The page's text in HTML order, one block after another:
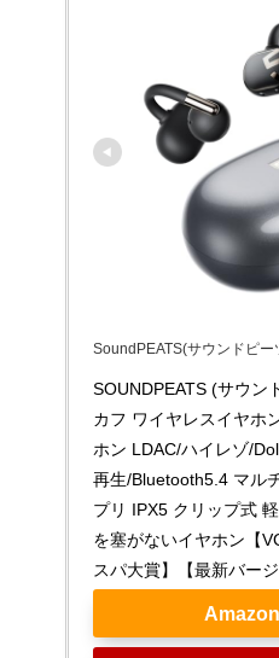
SoundPEATS(サウンドピー
SOUNDPEATS (サウン
カフ ワイヤレスイヤホ
ホン LDAC/ハイレゾ/
再生/Bluetooth5.4 マル
プリ IPX5 クリップ式
を塞がないイヤホン【
スパ大賞】【最新バー